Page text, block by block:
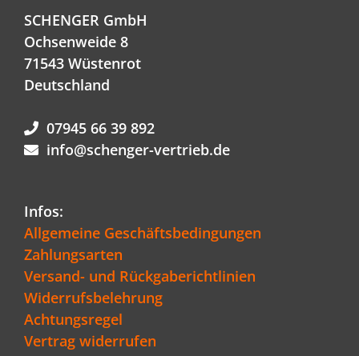
SCHENGER GmbH
Ochsenweide 8
71543 Wüstenrot
Deutschland
07945 66 39 892
info@schenger-vertrieb.de
Infos:
Allgemeine Geschäftsbedingungen
Zahlungsarten
Versand- und Rückgaberichtlinien
Widerrufsbelehrung
Achtungsregel
Vertrag widerrufen